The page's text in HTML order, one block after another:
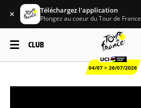
✕ Téléchargez l'application
Plongez au coeur du Tour de France
CLUB
04/07 > 26/07/2026